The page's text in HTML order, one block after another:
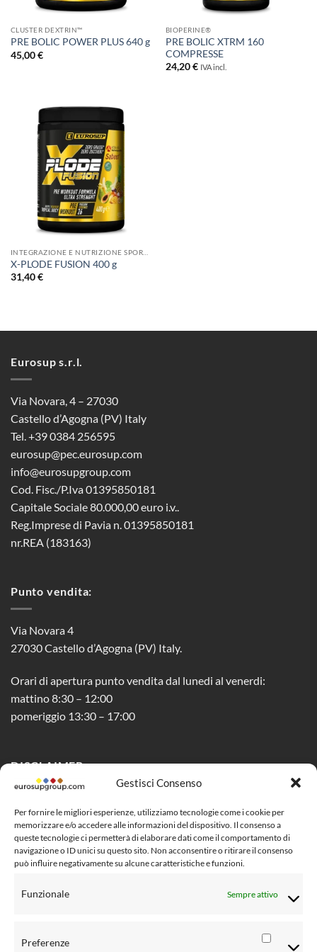
Gestisci Consenso
Per fornire le migliori esperienze, utilizziamo tecnologie come i cookie per
memorizzare e/o accedere alle informazioni del dispositivo. Il consenso a
queste tecnologie ci permetterà di elaborare dati come il comportamento di
navigazione o ID unici su questo sito. Non acconsentire o ritirare il consenso
può influire negativamente su alcune caratteristiche e funzioni.
Funzionale Sempre attivo
Preferenze
CLUSTER DEXTRIN™
PRE BOLIC POWER PLUS 640 g
45,00€
BIOPERINE®
PRE BOLIC XTRM 160
COMPRESSE
24,20€ IVA incl.
X-PLODE FUSION 400 g
31,40€
Eurosup s.r.l.
Via Novara, 4 – 27030
Castello d’Agogna (PV) Italy
Tel. +39 0384 256595
eurosup@pec.eurosup.com
info@eurosupgroup.com
Cod. Fisc./P.Iva 01395850181
Capitale Sociale 80.000,00 euro i.v..
Reg.Imprese di Pavia n. 01395850181
nr.REA (183163)
Punto vendita:
Via Novara 4
27030 Castello d’Agogna (PV) Italy.
Orari di apertura punto vendita dal lunedi al venerdi:
mattino 8:30 – 12:00
pomeriggio 13:30 – 17:00
DISCLAIMER
Privacy Policy
Cookie Policy (UE)
Social Media Policy
Condizioni di vendita al pubblico
Informativa Privacy clienti